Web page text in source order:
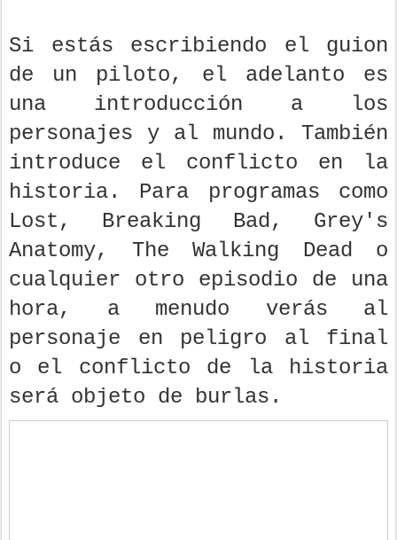
Si estás escribiendo el guion
de un piloto, el adelanto es
una introducción a los
personajes y al mundo. También
introduce el conflicto en la
historia. Para programas como
Lost, Breaking Bad, Grey's
Anatomy, The Walking Dead o
cualquier otro episodio de una
hora, a menudo verás al
personaje en peligro al final
o el conflicto de la historia
será objeto de burlas.